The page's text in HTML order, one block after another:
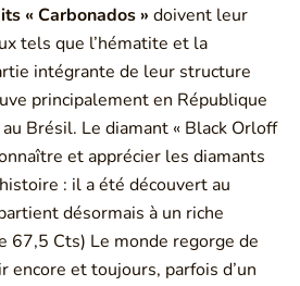
« Carbonados » doivent leur
tels que l’hématite et la
intégrante de leur structure
principalement en République
Brésil. Le diamant « Black Orloff
et apprécier les diamants
: il a été découvert au
désormais à un riche
67,5 Cts) Le monde regorge de
encore et toujours, parfois d’un